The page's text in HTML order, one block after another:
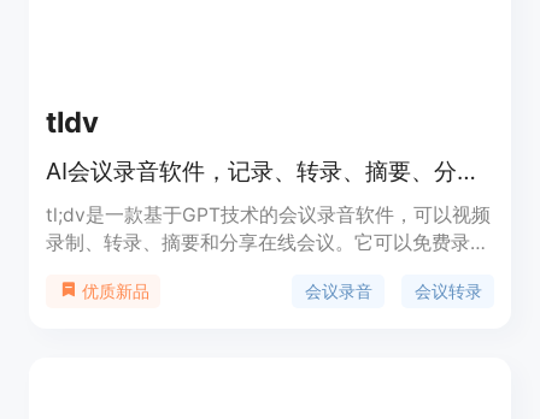
tldv
AI会议录音软件，记录、转录、摘要、分享在线会议
tl;dv是一款基于GPT技术的会议录音软件，可以视频
录制、转录、摘要和分享在线会议。它可以免费录制
会议转录。通过AI会议记录器，您可以轻松搜索和回
优质新品 会议录音 会议转录